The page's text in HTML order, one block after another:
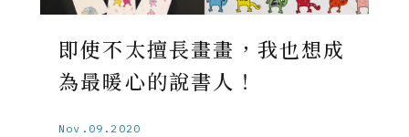
即使不太擅長畫畫，我也想成
為最暖心的說書人！
Nov.09.2020